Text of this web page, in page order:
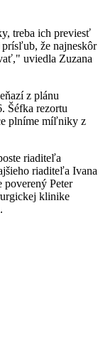
treba ich previesť
že najneskôr
uviedla Zuzana
z plánu
Šéfka rezortu
plníme míľniky z
riaditeľa
riaditeľa Ivana
poverený Peter
klinike